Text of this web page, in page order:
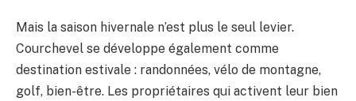
Mais la saison hivernale n’est plus le seul levier.
Courchevel se développe également comme
destination estivale : randonnées, vélo de montagne,
golf, bien-être. Les propriétaires qui activent leur bien